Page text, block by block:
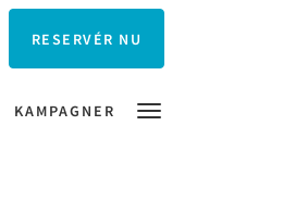
RESERVÉR NU
KAMPAGNER